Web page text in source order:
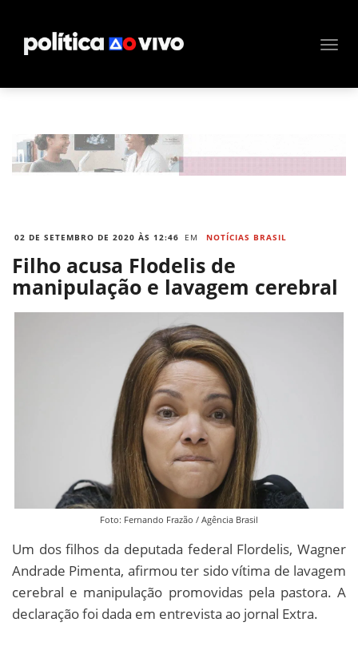
02 DE SETEMBRO DE 2020 ÀS 12:46 EM NOTÍCIAS BRASIL
Filho acusa Flodelis de
manipulação e lavagem cerebral
Foto: Fernando Frazão / Agência Brasil
Um dos filhos da deputada federal Flordelis, Wagner
Andrade Pimenta, afirmou ter sido vítima de lavagem
cerebral e manipulação promovidas pela pastora. A
declaração foi dada em entrevista ao jornal Extra.